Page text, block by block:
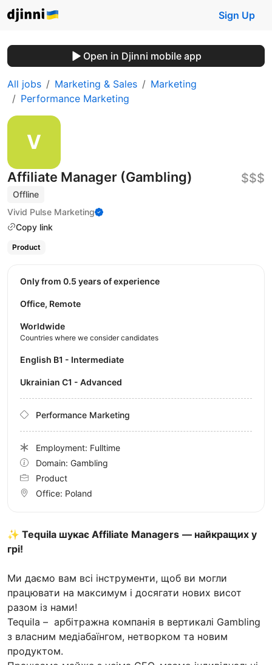
Sign Up
Open in Djinni mobile app
All jobs Marketing & Sales
Marketing
Performance Marketing
Affiliate Manager (Gambling)
Offline
Vivid Pulse Marketing
Copy link
$$$
Product
✨ Tequila шукає Affiliate Managers — найкращих у
грі!
Ми даємо вам всі інструменти, щоб ви могли
працювати на максимум і досягати нових висот
разом із нами!
Tequila – арбітражна компанія в вертикалі Gambling
з власним медіабаїнгом, нетворком та новим
продуктом.
Only from 0.5 years of experience
Office, Remote
Worldwide
Countries where we consider candidates
English B1 - Intermediate
Ukrainian C1 - Advanced
Performance Marketing
Employment: Fulltime
Domain: Gambling
Product
Office: Poland